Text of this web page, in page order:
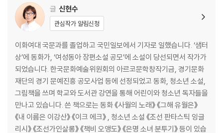
글 신현수
관심작가 알림신청
이화여대 국문과를 졸업하고 국민일보에서 기자로 일했습니다. ‘샘터
상’에 동화가, ‘여성동아 장편소설 공모’에 소설이 당선되면서 작가가
되었습니다. 한국문화예술위원회의 아르코문학창작기금, 경기문화
재단의 경기 문예진흥 공모사업 등에 선정되었고 동화, 청소년 소설,
그림책을 쓰며 학교와 도서관 강연을 통해 어린이와 청소년 독자들을
만나고 있습니다. 쓴 책으로는 동화 《사월의 노래》 《그해 유월은》
《내 이름은 이강산》 《이크 에크》 , 청소년 소설 《조선 판타스틱 잉글
리시》 《조선가인살롱》 《책비 오앵도》 《은명 소녀 분투기》 등이 있습